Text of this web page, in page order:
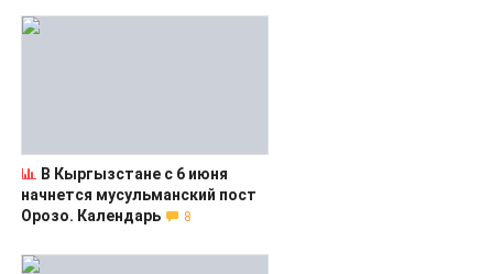
В Кыргызстане с 6 июня
начнется мусульманский пост
Орозо. Календарь
8